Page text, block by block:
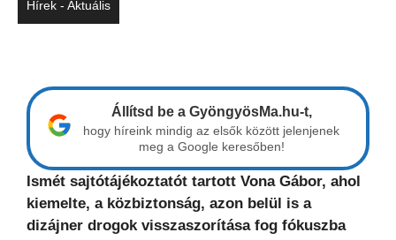
Hírek - Aktuális
Állítsd be a GyöngyösMa.hu-t,
hogy híreink mindig az elsők között jelenjenek
meg a Google keresőben!
Ismét sajtótájékoztatót tartott Vona Gábor, ahol
kiemelte, a közbiztonság, azon belül is a
dizájner drogok visszaszorítása fog fókuszba